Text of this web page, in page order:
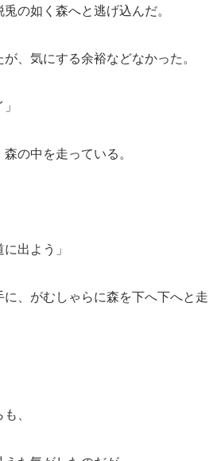
の如く森へと逃げ込んだ。
、気にする余裕などなかった。
の中を走っている。
出よう」
、がむしゃらに森を下へ下へと走
、